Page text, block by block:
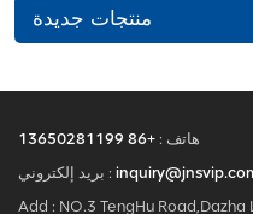
منتجات جديدة
هاتف : +86 13650281199
بريد إلكتروني :
Add : NO.3 TengHu Road,Dazha